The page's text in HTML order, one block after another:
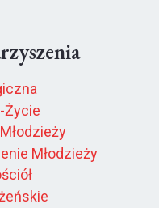
Życie
Młodzieży